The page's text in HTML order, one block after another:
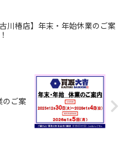
古川椿店】年末・年始休業のご案
のご案